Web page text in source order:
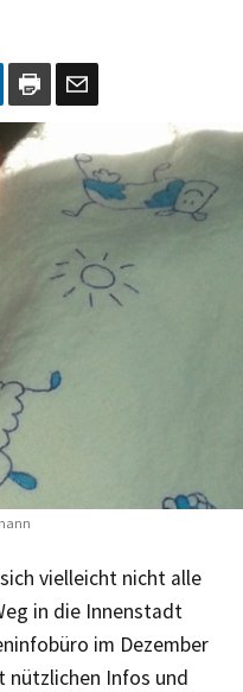
vielleicht nicht alle
in die Innenstadt
im Dezember
nützlichen Infos und